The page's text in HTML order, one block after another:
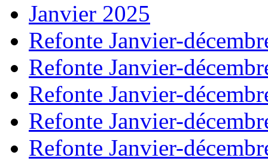
Janvier 2025
Refonte Janvier-
Refonte Janvier-
Refonte Janvier-
Refonte Janvier-
Refonte Janvier-